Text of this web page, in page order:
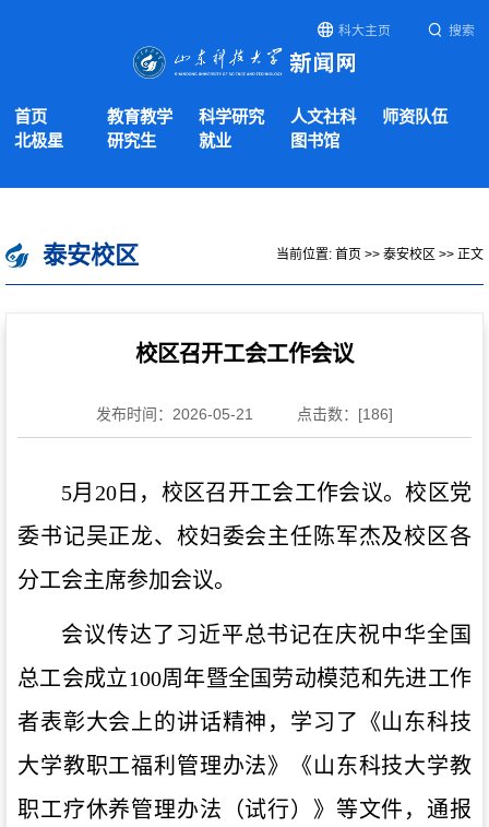
科大主页 搜索
首页 教育教学 科学研究 人文社科
师资队伍
北极星
研究生 就业 图书馆
泰安校区 当前位置: 首页 >> 泰安校区 >> 正文
校区召开工会工作会议
发布时间：2026-05-21 点击数：[186]
5月20日，校区召开工会工作会议。校区党
委书记吴正龙、校妇委会主任陈军杰及校区各
分工会主席参加会议。
会议传达了习近平总书记在庆祝中华全国
总工会成立100周年暨全国劳动模范和先进工作
者表彰大会上的讲话精神，学习了《山东科技
大学教职工福利管理办法》《山东科技大学教
职工疗休养管理办法（试行）》等文件，通报